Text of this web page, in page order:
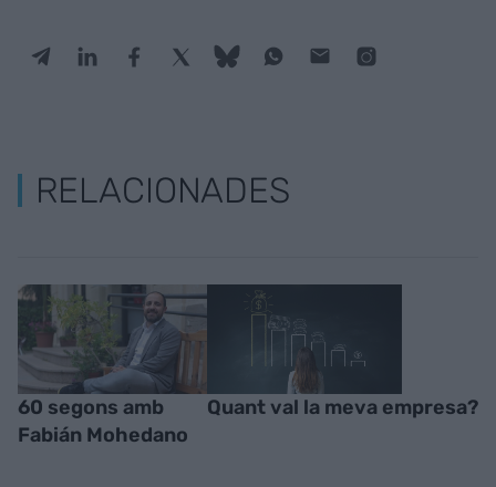
RELACIONADES
60 segons amb
Fabián Mohedano
Quant val la meva empresa?